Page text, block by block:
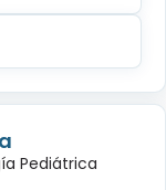
Pediátrica